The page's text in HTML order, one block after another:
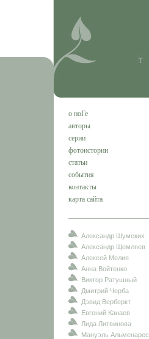
о ноГе
авторы
серии
фотоистории
статьи
события
контакты
карта сайта
Александр Шумских
Александр Щемляев
Алексей Мелия
Анна Войтенко
Виктор Ратушный
Дмитрий Черба
Дэвид Верберкт
Евгений Канаев
Лида Литвинова
Мануэль Альменарес